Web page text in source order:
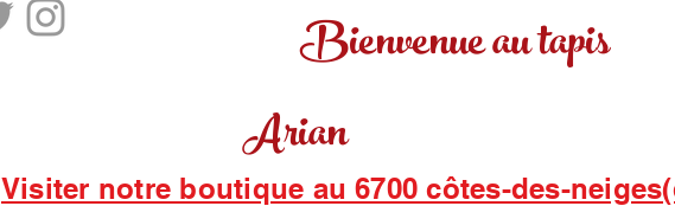
Bienvenue au tapis
Arian
Visiter notre boutique au 6700 côtes-des-